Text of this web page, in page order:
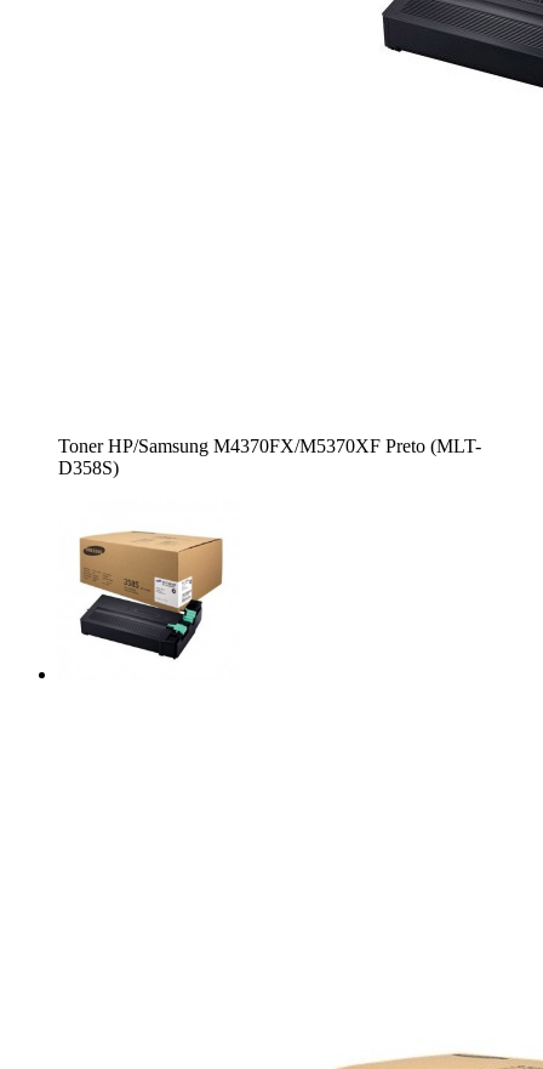
Toner HP/Samsung M4370FX/M5370XF Preto (MLT-
D358S)